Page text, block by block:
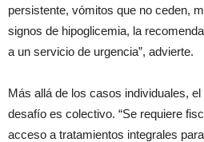
persistente, vómitos que no ceden,
signos de hipoglicemia, la
a un servicio de urgencia”, advierte.
Más allá de los casos individuales,
desafío es colectivo. “Se requiere
acceso a tratamientos integrales